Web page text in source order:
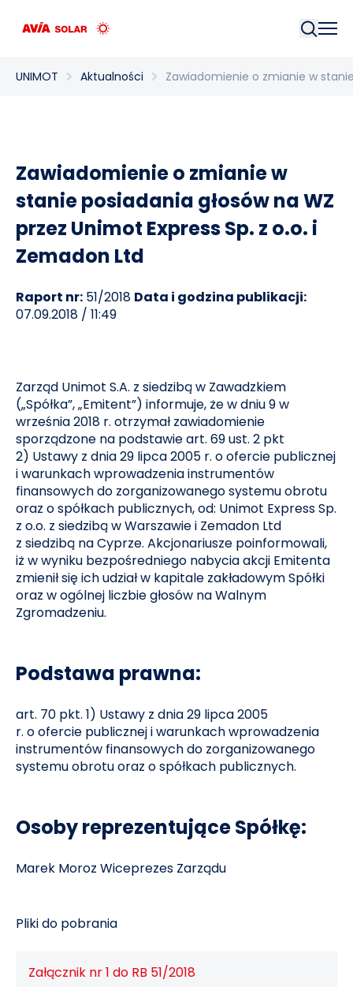
UNIMOT Aktualności Zawiadomienie o zmianie w
Zawiadomienie o zmianie w
stanie posiadania głosów na WZ
przez Unimot Express Sp. z o.o. i
Zemadon Ltd
Raport nr: 51/2018 Data i godzina publikacji:
07.09.2018 / 11:49
Zarząd Unimot S.A. z siedzibą w Zawadzkiem
(„Spółka”, „Emitent”) informuje, że w dniu 9 w
września 2018 r. otrzymał zawiadomienie
sporządzone na podstawie art. 69 ust. 2 pkt
2) Ustawy z dnia 29 lipca 2005 r. o ofercie publicznej
i warunkach wprowadzenia instrumentów
finansowych do zorganizowanego systemu obrotu
oraz o spółkach publicznych, od: Unimot Express Sp.
z o.o. z siedzibą w Warszawie i Zemadon Ltd
z siedzibą na Cyprze. Akcjonariusze poinformowali,
iż w wyniku bezpośredniego nabycia akcji Emitenta
zmienił się ich udział w kapitale zakładowym Spółki
oraz w ogólnej liczbie głosów na Walnym
Zgromadzeniu.
Podstawa prawna:
art. 70 pkt. 1) Ustawy z dnia 29 lipca 2005
r. o ofercie publicznej i warunkach wprowadzenia
instrumentów finansowych do zorganizowanego
systemu obrotu oraz o spółkach publicznych.
Osoby reprezentujące Spółkę:
Marek Moroz Wiceprezes Zarządu
Pliki do pobrania
Załącznik nr 1 do RB 51/2018